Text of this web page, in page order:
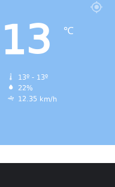
13 ℃
13º - 13º
22%
12.35 km/h